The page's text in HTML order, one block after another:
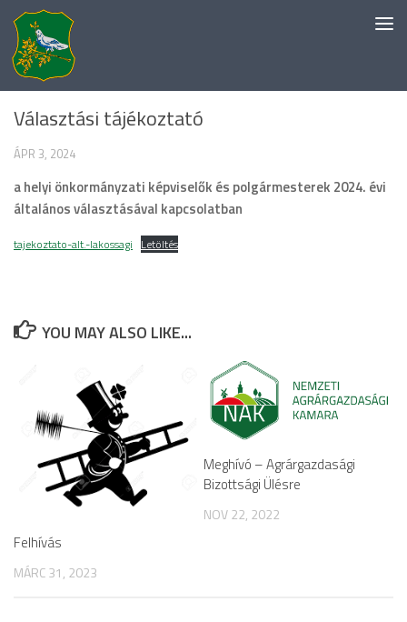
Skip to content
EGYÉB KATEGÓRIA
Választási tájékoztató
ÁPR 3, 2024
a helyi önkormányzati képviselők és polgármesterek 2024. évi
általános választásával kapcsolatban
tajekoztato-alt.-lakossagi Letöltés
YOU MAY ALSO LIKE...
Felhívás
MÁRC 31, 2023
Meghívó – Agrárgazdasági
Bizottsági Ülésre
NOV 22, 2022